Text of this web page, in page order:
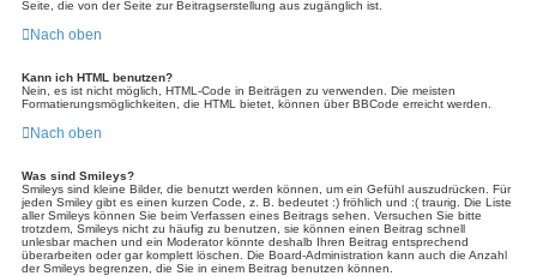
Seite, die von der Seite zur Beitragserstellung aus zugänglich ist.
Nach oben
Kann ich HTML benutzen?
Nein, es ist nicht möglich, HTML-Code in Beiträgen zu verwenden. Die meisten
Formatierungsmöglichkeiten, die HTML bietet, können über BBCode erreicht werden.
Nach oben
Was sind Smileys?
Smileys sind kleine Bilder, die benutzt werden können, um ein Gefühl auszudrücken. Für
jeden Smiley gibt es einen kurzen Code, z. B. bedeutet :) fröhlich und :( traurig. Die Liste
aller Smileys können Sie beim Verfassen eines Beitrags sehen. Versuchen Sie bitte
trotzdem, Smileys nicht zu häufig zu benutzen, sie können einen Beitrag schnell
unlesbar machen und ein Moderator könnte deshalb Ihren Beitrag entsprechend
überarbeiten oder gar komplett löschen. Die Board-Administration kann auch die Anzahl
der Smileys begrenzen, die Sie in einem Beitrag benutzen können.